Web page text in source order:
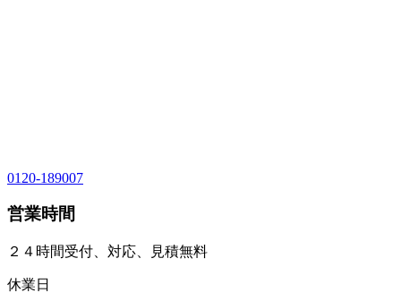
0120-189007
営業時間
２４時間受付、対応、見積無料
休業日